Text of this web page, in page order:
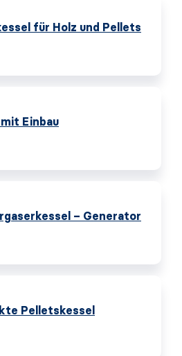
für Holz und Pellets
Einbau
– Generator
Pelletskessel